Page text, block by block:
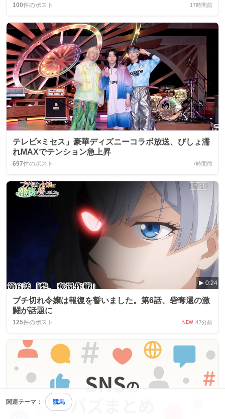
関連テーマ： 競馬
100件のポスト 17時間前
テレビ×ミセス」豪華ディズニーコラボ放送、びしょ濡
れMAXでテンション急上昇
697件のポスト 7時間前
0:24
ブチ切れ令嬢は報復を誓いました。第6話、砦奪還の激
闘が話題に
125件のポスト NEW 42分前